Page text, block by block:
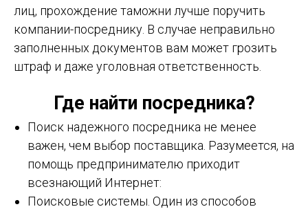
лиц, прохождение таможни лучше поручить
компании-посреднику. В случае неправильно
заполненных документов вам может грозить
штраф и даже уголовная ответственность.
Где найти посредника?
Поиск надежного посредника не менее
важен, чем выбор поставщика. Разумеется, на
помощь предпринимателю приходит
всезнающий Интернет:
Поисковые системы. Один из способов